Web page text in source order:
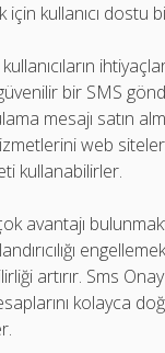
için kullanıcı dostu
bir SMS
mesajı satın
web
kullanabilirler.
avantajı
artırır. Sms
kolayca